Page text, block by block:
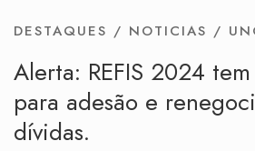
DESTAQUES / NOTICIAS /
Alerta: REFIS 2024
para adesão e
dívidas.